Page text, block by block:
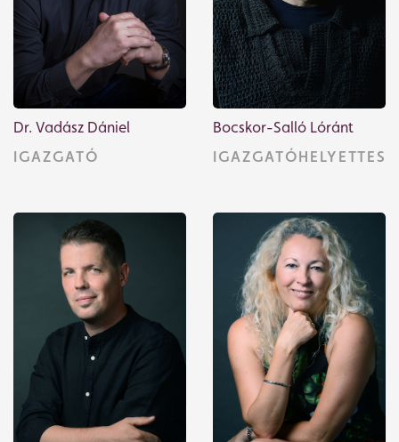
Dr. Vadász Dániel
IGAZGATÓ
Bocskor-Salló Lóránt
IGAZGATÓHELYETTES